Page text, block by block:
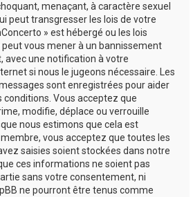
menaçant, à caractère sexuel
peut transgresser les lois de votre
» est hébergé ou les lois
vous mener à un bannissement
une notification à votre
si nous le jugeons nécessaire. Les
sont enregistrées pour aider
Vous acceptez que
modifie, déplace ou verrouille
nous estimons que cela est
vous acceptez que toutes les
saisies soient stockées dans notre
ces informations ne soient pas
sans votre consentement, ni
ne pourront être tenus comme